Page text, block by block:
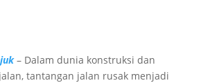
– Dalam dunia konstruksi dan
tantangan jalan rusak menjadi